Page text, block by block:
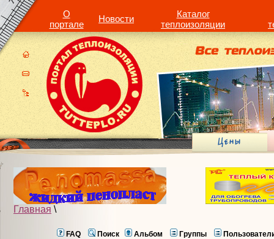
О
портале
Новости
Каталог
теплоизоляции
Главная \
FAQ Поиск Альбом Группы